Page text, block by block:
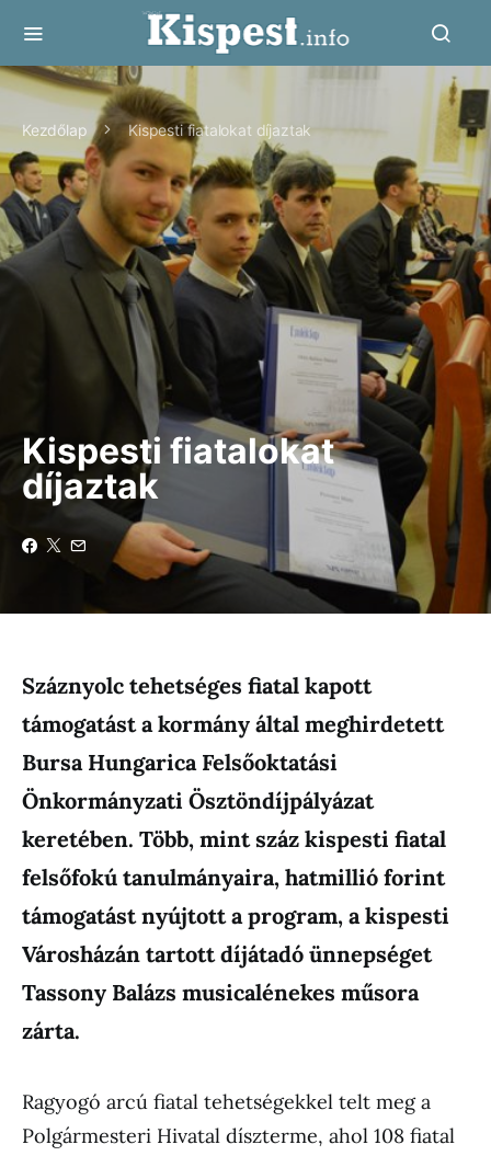
Kezdőlap Kispesti fiatalokat díjaztak
Kispesti fiatalokat
díjaztak
Száznyolc tehetséges fiatal kapott
támogatást a kormány által meghirdetett
Bursa Hungarica Felsőoktatási
Önkormányzati Ösztöndíjpályázat
keretében. Több, mint száz kispesti fiatal
felsőfokú tanulmányaira, hatmillió forint
támogatást nyújtott a program, a kispesti
Városházán tartott díjátadó ünnepséget
Tassony Balázs musicalénekes műsora
zárta.
Ragyogó arcú fiatal tehetségekkel telt meg a
Polgármesteri Hivatal díszterme, ahol 108 fiatal